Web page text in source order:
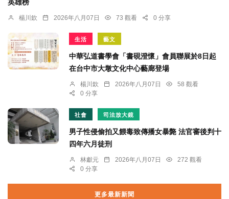
英雄榜
楊川欽 2026年八月07日 73 觀看 0 分享
生活 藝文
中華弘道書學會「書硯澄懷」會員聯展於8日起
在台中市大墩文化中心藝廊登場
楊川欽 2026年八月07日
58 觀看
0 分享
社會 司法放大鏡
男子性侵偷拍又餵毒致傳播女暴斃 法官審後判十
四年六月徒刑
林獻元 2026年八月07日
272 觀看
0 分享
更多最新新聞